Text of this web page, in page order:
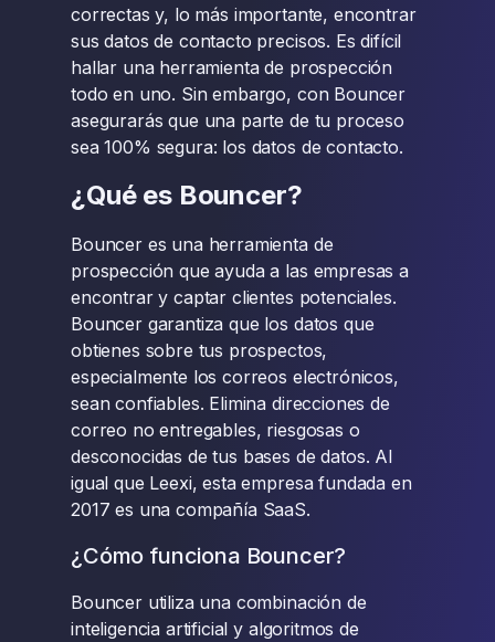
correctas y, lo más importante, encontrar
sus datos de contacto precisos. Es difícil
hallar una herramienta de prospección
todo en uno. Sin embargo, con Bouncer
asegurarás que una parte de tu proceso
sea 100% segura: los datos de contacto.
¿Qué es Bouncer?
Bouncer es una herramienta de
prospección que ayuda a las empresas a
encontrar y captar clientes potenciales.
Bouncer garantiza que los datos que
obtienes sobre tus prospectos,
especialmente los correos electrónicos,
sean confiables. Elimina direcciones de
correo no entregables, riesgosas o
desconocidas de tus bases de datos. Al
igual que Leexi, esta empresa fundada en
2017 es una compañía SaaS.
¿Cómo funciona Bouncer?
Bouncer utiliza una combinación de
inteligencia artificial y algoritmos de